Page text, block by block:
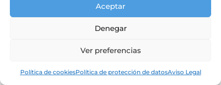
Aceptar
Denegar
Ver preferencias
Política de cookiesPolítica de protección de datosAviso Legal
planificación de actividades conjuntas y
próximos pasos’.
Comunidades Wikimedia
Desde Wikimedia, a través de todos sus capítulos
proyectos y actividades orientadas a diversificar